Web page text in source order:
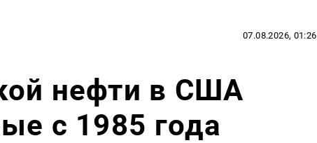
07.08.2026, 01:26
нефти в США
с 1985 года